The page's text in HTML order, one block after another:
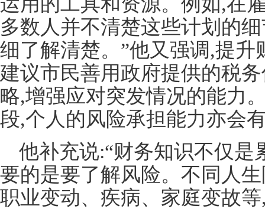
多数人并不清楚这些计划的
细了解清楚。”他又强调,提
建议市民善用政府提供的税
略,增强应对突发情况的能力
段,个人的风险承担能力亦会
他补充说:“财务知识不仅是
要的是要了解风险。不同人
职业变动、疾病、家庭变故